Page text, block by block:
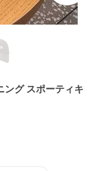
グ スポーティキ